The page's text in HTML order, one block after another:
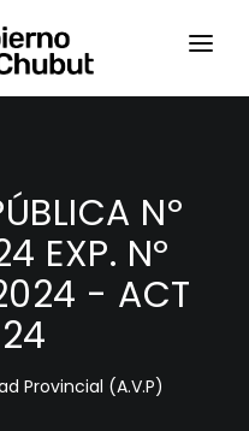
Nº
EXP. Nº
- ACT
Provincial (A.V.P)